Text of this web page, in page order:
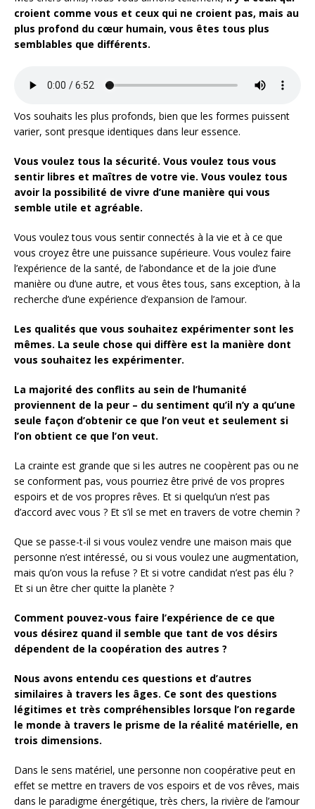
croient comme vous et ceux qui ne croient pas, mais au
plus profond du cœur humain, vous êtes tous plus
semblables que différents.
Vos souhaits les plus profonds, bien que les formes puissent
varier, sont presque identiques dans leur essence.
Vous voulez tous la sécurité. Vous voulez tous vous
sentir libres et maîtres de votre vie. Vous voulez tous
avoir la possibilité de vivre d’une manière qui vous
semble utile et agréable.
Vous voulez tous vous sentir connectés à la vie et à ce que
vous croyez être une puissance supérieure. Vous voulez faire
l’expérience de la santé, de l’abondance et de la joie d’une
manière ou d’une autre, et vous êtes tous, sans exception, à la
recherche d’une expérience d’expansion de l’amour.
Les qualités que vous souhaitez expérimenter sont les
mêmes. La seule chose qui diffère est la manière dont
vous souhaitez les expérimenter.
La majorité des conflits au sein de l’humanité
proviennent de la peur – du sentiment qu’il n’y a qu’une
seule façon d’obtenir ce que l’on veut et seulement si
l’on obtient ce que l’on veut.
La crainte est grande que si les autres ne coopèrent pas ou ne
se conforment pas, vous pourriez être privé de vos propres
espoirs et de vos propres rêves. Et si quelqu’un n’est pas
d’accord avec vous ? Et s’il se met en travers de votre chemin ?
Que se passe-t-il si vous voulez vendre une maison mais que
personne n’est intéressé, ou si vous voulez une augmentation,
mais qu’on vous la refuse ? Et si votre candidat n’est pas élu ?
Et si un être cher quitte la planète ?
Comment pouvez-vous faire l’expérience de ce que
vous désirez quand il semble que tant de vos désirs
dépendent de la coopération des autres ?
Nous avons entendu ces questions et d’autres
similaires à travers les âges. Ce sont des questions
légitimes et très compréhensibles lorsque l’on regarde
le monde à travers le prisme de la réalité matérielle, en
trois dimensions.
Dans le sens matériel, une personne non coopérative peut en
effet se mettre en travers de vos espoirs et de vos rêves, mais
dans le paradigme énergétique, très chers, la rivière de l’amour